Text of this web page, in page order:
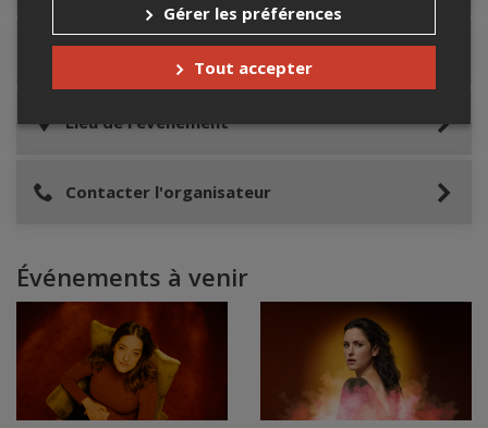
Informations relatives au stationnement
Lieu de l'événement
Contacter l'organisateur
Événements à venir
Gérer les préférences
Tout accepter